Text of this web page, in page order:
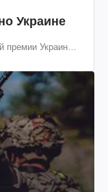
Украине
премии Украины